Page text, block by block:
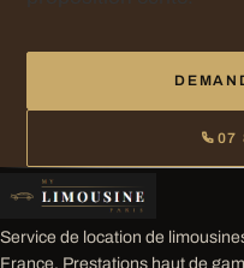
07
Service de location de
France. Prestations haut de